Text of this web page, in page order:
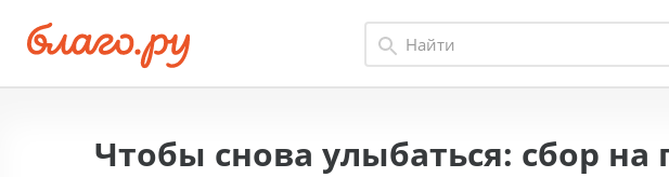
Чтобы снова улыбаться: сбор на